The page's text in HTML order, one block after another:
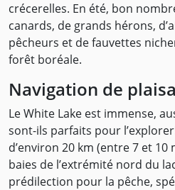
crécerelles. En été, bon
canards, de grands hérons,
pêcheurs et de fauvettes
forêt boréale.
Navigation de
Le White Lake est immense,
sont-ils parfaits pour
d’environ 20 km (entre 7 et 10
baies de l’extrémité nord du
prédilection pour la pêche,